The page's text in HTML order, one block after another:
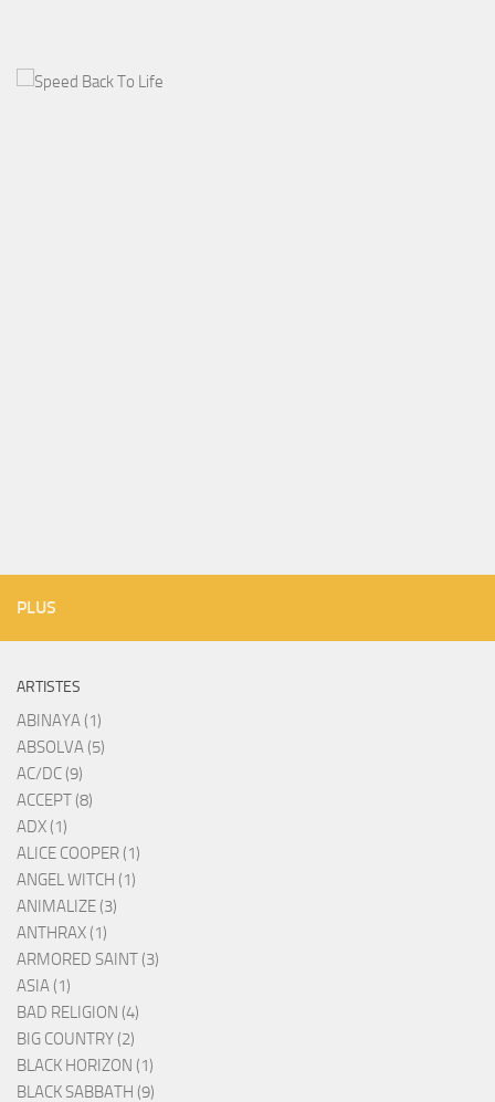
PLUS
ARTISTES
ABINAYA (1)
ABSOLVA (5)
AC/DC (9)
ACCEPT (8)
ADX (1)
ALICE COOPER (1)
ANGEL WITCH (1)
ANIMALIZE (3)
ANTHRAX (1)
ARMORED SAINT (3)
ASIA (1)
BAD RELIGION (4)
BIG COUNTRY (2)
BLACK HORIZON (1)
BLACK SABBATH (9)